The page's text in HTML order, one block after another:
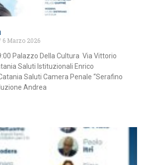
6 Marzo 2026
Palazzo Della Cultura Via Vittorio
Saluti Istituzionali Enrico
Saluti Camera Penale “Serafino
Andrea